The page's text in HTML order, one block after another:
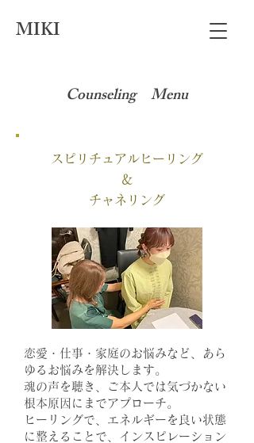
MIKI
Counseling Menu
スピリチュアルヒーリング
＆
チャネリング
恋愛・仕事・家庭のお悩みなど、あら
ゆるお悩みを解決します。
魂の声を聴き、ご本人では気づかない
根本原因にまでアプローチ。
ヒーリングで、エネルギーを良い状態
に整えることで、インスピレーション